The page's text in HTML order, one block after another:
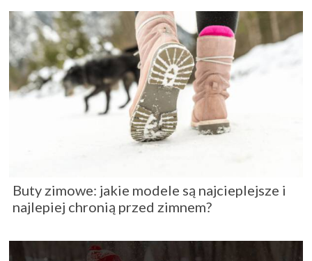
Buty zimowe: jakie modele są najcieplejsze i
najlepiej chronią przed zimnem?